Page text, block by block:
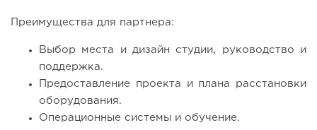
Преимущества для партнера:
Выбор места и дизайн студии, руководство и
поддержка.
Предоставление проекта и плана расстановки
оборудования.
Операционные системы и обучение.